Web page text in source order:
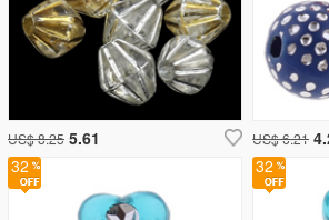
US$ 8.25 5.61 US$ 6.21
32
32